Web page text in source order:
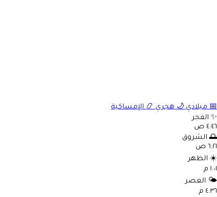
📅 ميلادي 🌙 هجري 📿 الإمساكية
✨ الفجر
٤:٤٦ ص
🌅 الشروق
٦:٢١ ص
☀️ الظهر
١:٠١ م
🌤️ العصر
٤:٣٦ م